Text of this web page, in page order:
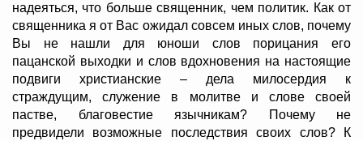
надеяться, что больше священник, чем политик. Как от
священника я от Вас ожидал совсем иных слов, почему
Вы не нашли для юноши слов порицания его
пацанской выходки и слов вдохновения на настоящие
подвиги христианские – дела милосердия к
страждущим, служение в молитве и слове своей
пастве, благовестие язычникам? Почему не
предвидели возможные последствия своих слов? К